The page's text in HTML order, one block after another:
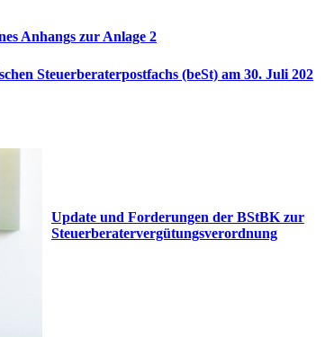
Anhangs zur Anlage 2
Steuerberaterpostfachs (beSt) am 30. Juli 202
Update und Forderungen der BStBK zur
Steuerberatervergütungsverordnung